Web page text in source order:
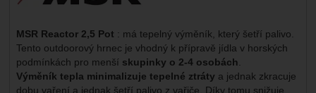
MSR Reactor 2,5 Pot : má tepelný výměník, který šetří palivo.
Tento outdoorový hrnec je vhodný k přípravě jídla v horských
podmínkách pro menší skupinky o 2-4 osobách
Výměník tepla minimalizuje tepelné ztráty a jednak zkracuje
dobu vaření a jednak šetří palivo z vařiče. Díky tomu snižuje